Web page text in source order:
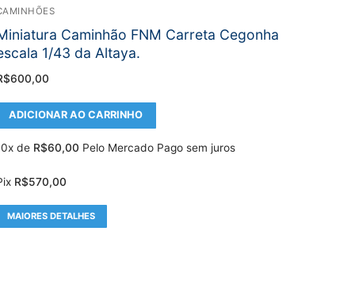
Caminhão FNM Carreta Cegonha
1/43 da Altaya.
600,00
ADICIONAR AO CARRINHO
de R$60,00 Pelo Mercado Pago sem juros
R$570,00
MAIORES DETALHES